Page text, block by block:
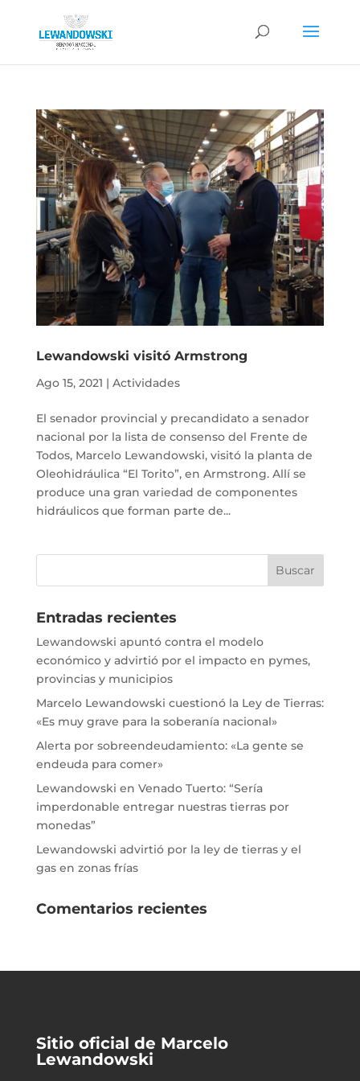
Lewandowski visitó Armstrong
Ago 15, 2021 | Actividades
El senador provincial y precandidato a senador
nacional por la lista de consenso del Frente de
Todos, Marcelo Lewandowski, visitó la planta de
Oleohidráulica “El Torito”, en Armstrong. Allí se
produce una gran variedad de componentes
hidráulicos que forman parte de...
Entradas recientes
Lewandowski apuntó contra el modelo
económico y advirtió por el impacto en pymes,
provincias y municipios
Marcelo Lewandowski cuestionó la Ley de Tierras:
«Es muy grave para la soberanía nacional»
Alerta por sobreendeudamiento: «La gente se
endeuda para comer»
Lewandowski en Venado Tuerto: “Sería
imperdonable entregar nuestras tierras por
monedas”
Lewandowski advirtió por la ley de tierras y el
gas en zonas frías
Comentarios recientes
Sitio oficial de Marcelo
Lewandowski